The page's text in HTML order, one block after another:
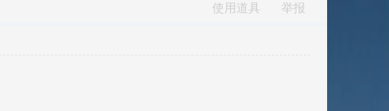
使用道具 举报